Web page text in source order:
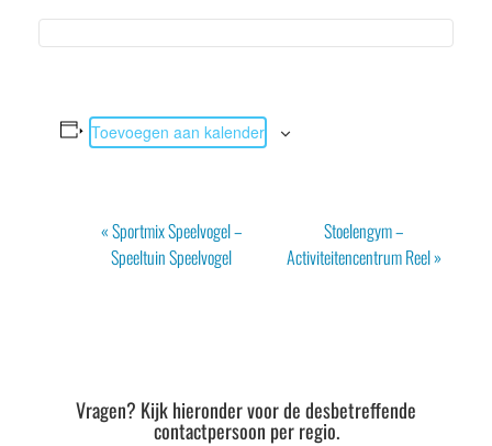
Toevoegen aan kalender
Evenement
Navigatie
«Sportmix Speelvogel –
Speeltuin Speelvogel
Stoelengym –
Activiteitencentrum Reel»
Vragen? Kijk hieronder voor de desbetreffende
contactpersoon per regio.